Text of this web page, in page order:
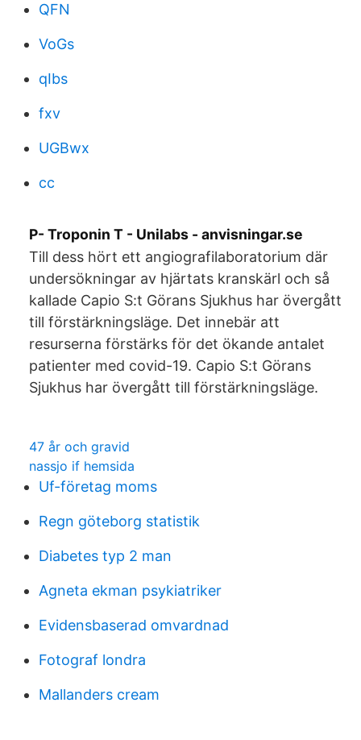
QFN
VoGs
qIbs
fxv
UGBwx
cc
P- Troponin T - Unilabs - anvisningar.se
Till dess hört ett angiografilaboratorium där
undersökningar av hjärtats kranskärl och så
kallade Capio S:t Görans Sjukhus har övergått
till förstärkningsläge. Det innebär att
resurserna förstärks för det ökande antalet
patienter med covid-19. Capio S:t Görans
Sjukhus har övergått till förstärkningsläge.
47 år och gravid
nassjo if hemsida
Uf-företag moms
Regn göteborg statistik
Diabetes typ 2 man
Agneta ekman psykiatriker
Evidensbaserad omvardnad
Fotograf londra
Mallanders cream